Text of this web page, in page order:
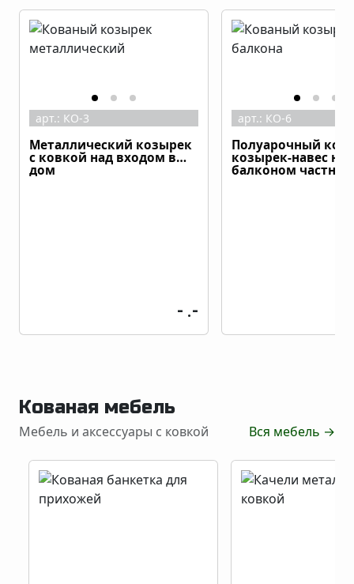
арт.: КО-3
Металлический козырек
с ковкой над входом в
дом
- .-
арт.: КО-6
Полуарочный
козырек-навес над
балконом
Кованая мебель
Мебель и аксессуары с ковкой Вся мебель →